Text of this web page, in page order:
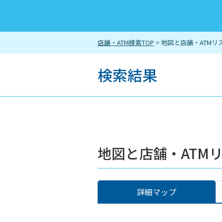
店舗・ATM検索TOP > 地図と店舗・ATMリ
検索結果
地図と店舗・ATM
詳細マップ